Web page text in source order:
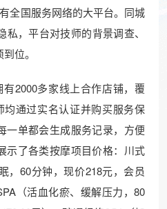
全国服务网络的大平台。同城
，平台对技师的背景调查、
位。
有2000多家线上合作店铺，覆
均通过实名认证并购买服务保
一单都会生成服务记录，方便
示了各类按摩项目价格：川式
，60分钟，现价218元，会员
（活血化瘀、缓解压力，80